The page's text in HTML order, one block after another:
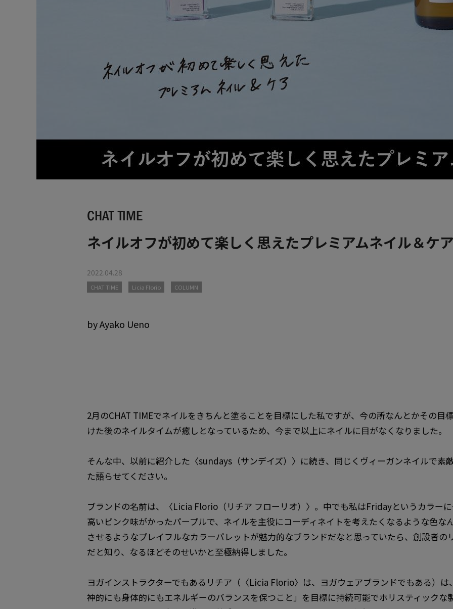
CHAT TIME
ネイルオフが初めて楽しく思えたプレミアムネイル＆ケ
2022.04.28
CHAT TIME Licia Florio COLUMN
by Ayako Ueno
2月のCHAT TIMEでネイルをきちんと塗ることを目標にした私ですが、今の所なんとかその目
けた後のネイルタイムが癒しとなっているため、今まで以上にネイルに目がなくなりました。
そんな中、以前に紹介した〈sundays（サンデイズ）〉に続き、同じくヴィーガンネイルで素
た語らせてください。
ブランドの名前は、〈Licia Florio（リチア フローリオ）〉。中でも私はFridayというカラー
高いピンク味がかったパープルで、ネイルを主役にコーディネイトを考えたくなるような色な
させるようなプレイフルなカラーパレットが魅力的なブランドだなと思っていたら、創設者の
だと知り、なるほどそのせいかと至極納得しました。
ヨガインストラクターでもあるリチア（〈Licia Florio〉は、ヨガウェアブランドでもある）
神的にも身体的にもエネルギーのバランスを保つこと」を目標に持続可能でホリスティック